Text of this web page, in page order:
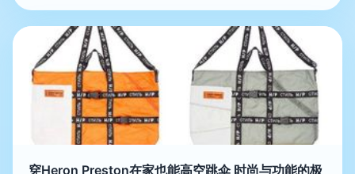
穿Heron Preston在家也能高空跳伞 时尚与功能的极